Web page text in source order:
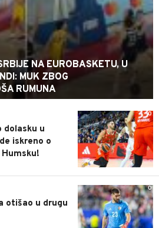
NA EUROBASKETU, U
MUK ZBOG
RUMUNA
0
dolasku u
iskreno o
0
otišao u drugu